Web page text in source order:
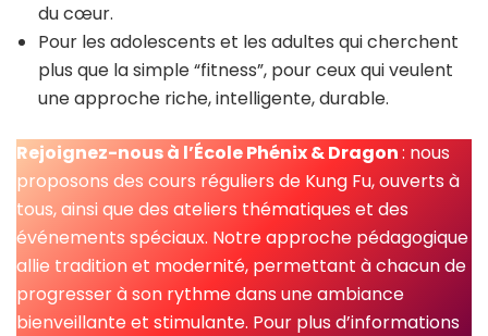
du cœur.
Pour les adolescents et les adultes qui cherchent
plus que la simple “fitness”, pour ceux qui veulent
une approche riche, intelligente, durable.
Rejoignez-nous à l’École Phénix & Dragon: nous
proposons des cours réguliers de Kung Fu, ouverts à
tous, ainsi que des ateliers thématiques et des
événements spéciaux. Notre approche pédagogique
allie tradition et modernité, permettant à chacun de
progresser à son rythme dans une ambiance
bienveillante et stimulante. Pour plus d’informations